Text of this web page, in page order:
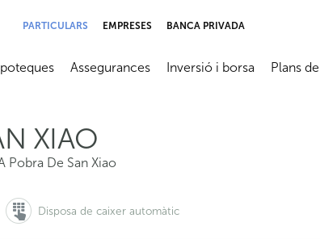
PARTICULARS EMPRESES BANCA PRIVADA
submenú Abrir submenú
Assegurances
Abrir submenú
Inversió i borsa
Abrir
Plans
XIAO
Pobra De San Xiao
Disposa de caixer automàtic